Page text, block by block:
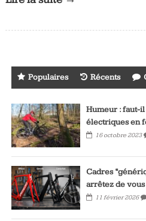
Populaires Récents
Humeur : faut-
électriques en
16 octobre 2023
Cadres
arrêtez de
11 février 2026